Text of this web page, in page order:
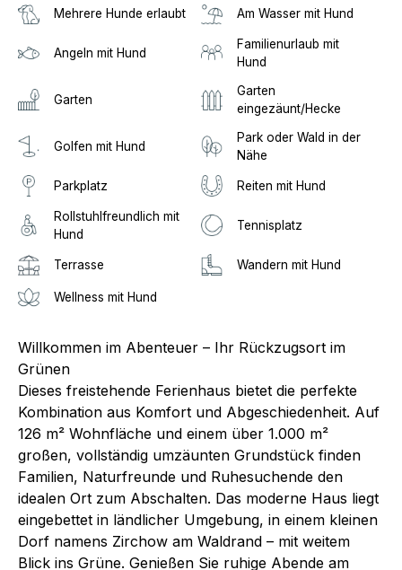
Mehrere Hunde erlaubt Am Wasser mit Hund
Angeln mit Hund
Familienurlaub mit
Hund
Garten
Garten
eingezäunt/Hecke
Golfen mit Hund
Park oder Wald in der
Nähe
Parkplatz Reiten mit Hund
Rollstuhlfreundlich mit
Hund
Tennisplatz
Terrasse Wandern mit Hund
Wellness mit Hund
Willkommen im Abenteuer – Ihr Rückzugsort im
Grünen
Dieses freistehende Ferienhaus bietet die perfekte
Kombination aus Komfort und Abgeschiedenheit. Auf
126 m² Wohnfläche und einem über 1.000 m²
großen, vollständig umzäunten Grundstück finden
Familien, Naturfreunde und Ruhesuchende den
idealen Ort zum Abschalten. Das moderne Haus liegt
eingebettet in ländlicher Umgebung, in einem kleinen
Dorf namens Zirchow am Waldrand – mit weitem
Blick ins Grüne. Genießen Sie ruhige Abende am